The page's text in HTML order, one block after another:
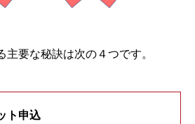
要な秘訣は次の４つです。
ト申込